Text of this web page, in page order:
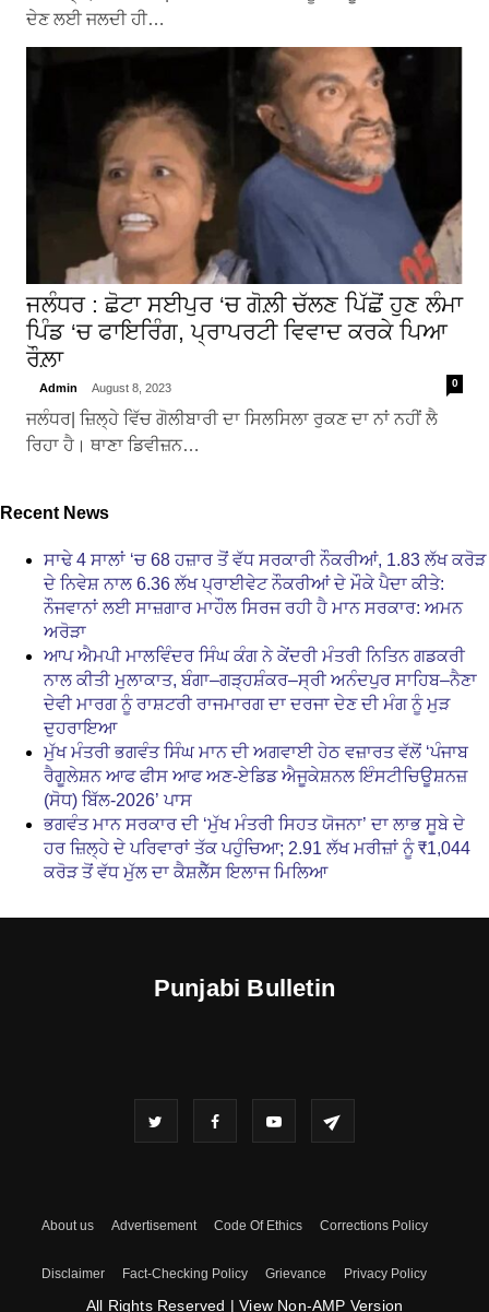
ਦੇਣ ਲਈ ਜਲਦੀ ਹੀ…
ਜਲੰਧਰ : ਛੋਟਾ ਸਈਪੁਰ ‘ਚ ਗੋਲ਼ੀ ਚੱਲਣ ਪਿੱਛੋਂ ਹੁਣ ਲੰਮਾ
ਪਿੰਡ ‘ਚ ਫਾਇਰਿੰਗ, ਪ੍ਰਾਪਰਟੀ ਵਿਵਾਦ ਕਰਕੇ ਪਿਆ
ਰੌਲ਼ਾ
Admin August 8, 2023 0
ਜਲੰਧਰ| ਜ਼ਿਲ੍ਹੇ ਵਿੱਚ ਗੋਲੀਬਾਰੀ ਦਾ ਸਿਲਸਿਲਾ ਰੁਕਣ ਦਾ ਨਾਂ ਨਹੀਂ ਲੈ
ਰਿਹਾ ਹੈ। ਥਾਣਾ ਡਿਵੀਜ਼ਨ…
Recent News
ਸਾਢੇ 4 ਸਾਲਾਂ ‘ਚ 68 ਹਜ਼ਾਰ ਤੋਂ ਵੱਧ ਸਰਕਾਰੀ ਨੌਕਰੀਆਂ, 1.83 ਲੱਖ ਕਰੋੜ
ਦੇ ਨਿਵੇਸ਼ ਨਾਲ 6.36 ਲੱਖ ਪ੍ਰਾਈਵੇਟ ਨੌਕਰੀਆਂ ਦੇ ਮੌਕੇ ਪੈਦਾ ਕੀਤੇ:
ਨੌਜਵਾਨਾਂ ਲਈ ਸਾਜ਼ਗਾਰ ਮਾਹੌਲ ਸਿਰਜ ਰਹੀ ਹੈ ਮਾਨ ਸਰਕਾਰ: ਅਮਨ
ਅਰੋੜਾ
ਆਪ ਐਮਪੀ ਮਾਲਵਿੰਦਰ ਸਿੰਘ ਕੰਗ ਨੇ ਕੇਂਦਰੀ ਮੰਤਰੀ ਨਿਤਿਨ ਗਡਕਰੀ
ਨਾਲ ਕੀਤੀ ਮੁਲਾਕਾਤ, ਬੰਗਾ–ਗੜ੍ਹਸ਼ੰਕਰ–ਸ੍ਰੀ ਅਨੰਦਪੁਰ ਸਾਹਿਬ–ਨੈਣਾ
ਦੇਵੀ ਮਾਰਗ ਨੂੰ ਰਾਸ਼ਟਰੀ ਰਾਜਮਾਰਗ ਦਾ ਦਰਜਾ ਦੇਣ ਦੀ ਮੰਗ ਨੂੰ ਮੁੜ
ਦੁਹਰਾਇਆ
ਮੁੱਖ ਮੰਤਰੀ ਭਗਵੰਤ ਸਿੰਘ ਮਾਨ ਦੀ ਅਗਵਾਈ ਹੇਠ ਵਜ਼ਾਰਤ ਵੱਲੋਂ ‘ਪੰਜਾਬ
ਰੈਗੂਲੇਸ਼ਨ ਆਫ ਫੀਸ ਆਫ ਅਣ-ਏਡਿਡ ਐਜੂਕੇਸ਼ਨਲ ਇੰਸਟੀਚਿਊਸ਼ਨਜ਼
(ਸੋਧ) ਬਿੱਲ-2026’ ਪਾਸ
ਭਗਵੰਤ ਮਾਨ ਸਰਕਾਰ ਦੀ ‘ਮੁੱਖ ਮੰਤਰੀ ਸਿਹਤ ਯੋਜਨਾ’ ਦਾ ਲਾਭ ਸੂਬੇ ਦੇ
ਹਰ ਜ਼ਿਲ੍ਹੇ ਦੇ ਪਰਿਵਾਰਾਂ ਤੱਕ ਪਹੁੰਚਿਆ; 2.91 ਲੱਖ ਮਰੀਜ਼ਾਂ ਨੂੰ ₹1,044
ਕਰੋੜ ਤੋਂ ਵੱਧ ਮੁੱਲ ਦਾ ਕੈਸ਼ਲੈੱਸ ਇਲਾਜ ਮਿਲਿਆ
Punjabi Bulletin
About us Advertisement Code Of Ethics Corrections Policy
Disclaimer Fact-Checking Policy Grievance Privacy Policy
All Rights Reserved | View Non-AMP Version